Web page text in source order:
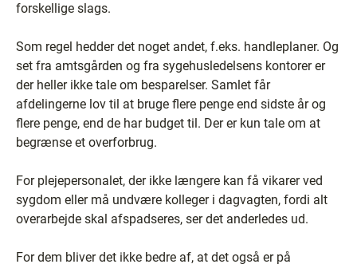
forskellige slags.
Som regel hedder det noget andet, f.eks. handleplaner. Og
set fra amtsgården og fra sygehusledelsens kontorer er
der heller ikke tale om besparelser. Samlet får
afdelingerne lov til at bruge flere penge end sidste år og
flere penge, end de har budget til. Der er kun tale om at
begrænse et overforbrug.
For plejepersonalet, der ikke længere kan få vikarer ved
sygdom eller må undvære kolleger i dagvagten, fordi alt
overarbejde skal afspadseres, ser det anderledes ud.
For dem bliver det ikke bedre af, at det også er på